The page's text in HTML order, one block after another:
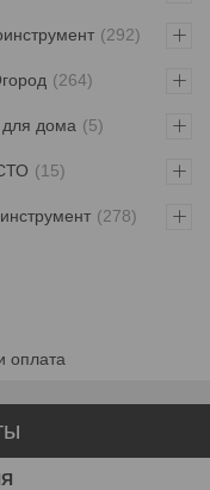
292
264
дома 5
15
278
оплата